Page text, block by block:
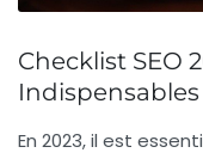
Checklist SEO
En 2023, il est